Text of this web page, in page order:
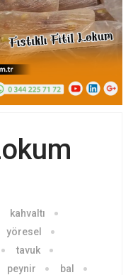
kahvaltı
yöresel
tavuk
peynir
bal